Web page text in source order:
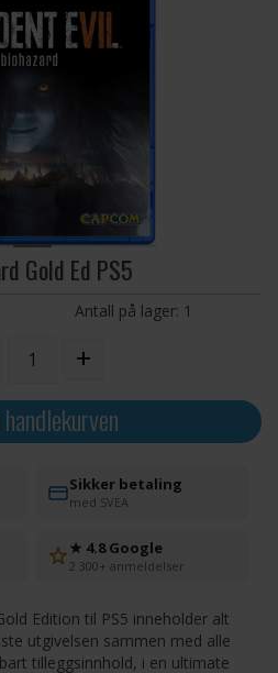
Gold Ed PS5
Antall på lager: 1
+
Sikker betaling
med SVEA
★ 4.8 Google
2 300+ anmeldelser
Edition til PS5 inneholder alt
utgivelsen sammen med alle
tilleggsinnhold, i en ultimate